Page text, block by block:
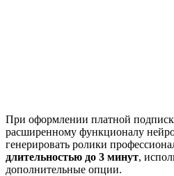
При оформлении платной
расширенному функционалу
генерировать ролики
длительностью до 3 минут,
дополнительные опции.